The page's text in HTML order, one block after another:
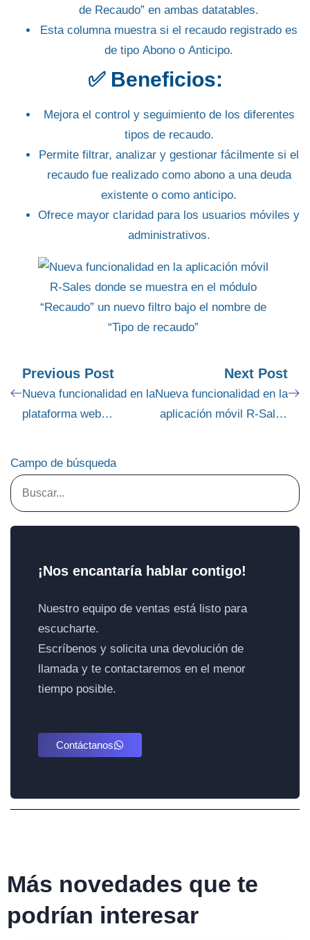
de Recaudo” en ambas datatables.
Esta columna muestra si el recaudo registrado es
de tipo Abono o Anticipo.
✅ Beneficios:
Mejora el control y seguimiento de los diferentes
tipos de recaudo.
Permite filtrar, analizar y gestionar fácilmente si el
recaudo fue realizado como abono a una deuda
existente o como anticipo.
Ofrece mayor claridad para los usuarios móviles y
administrativos.
Previous Post
Nueva funcionalidad en la
plataforma web
móvil «R-Sales», que
permite Reenviar la
invitación a los contactos
Next Post
Nueva funcionalidad en la
aplicación móvil R-Sales
“Directorio” de la
clientes.
Campo de búsqueda
¡Nos encantaría hablar contigo!
Nuestro equipo de ventas está listo para
escucharte.
Escríbenos y solicita una devolución de
llamada y te contactaremos en el menor
tiempo posible.
Contáctanos
Más novedades que te
podrían interesar